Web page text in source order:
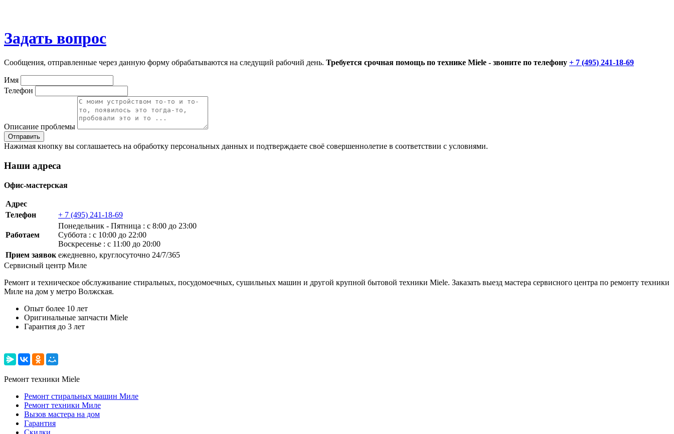
Задать вопрос
Сообщения, отправленные через данную форму обрабатываются на следущий рабочий день. Требуется срочная помощь по технике Miele - звоните по телефону + 7 (495) 241-18-69
Имя
Телефон
Описание проблемы
Нажимая кнопку вы соглашаетесь на обработку персональных данных и подтверждаете своё совершеннолетие в соответствии с условиями.
Наши адреса
Офис-мастерская
Адрес
Телефон
+ 7 (495) 241-18-69
Работаем
Понедельник ‐ Пятница : с 8:00 до 23:00
Суббота : с 10:00 до 22:00
Воскресенье : с 11:00 до 20:00
Прием заявок ежедневно, круглосуточно 24/7/365
Сервисный центр Миле
Ремонт и техническое обслуживание стиральных, посудомоечных, сушильных машин и другой крупной бытовой техники Miele. Заказать выезд мастера сервисного центра по ремонту техники
Миле на дом у метро Волжская.
Опыт более 10 лет
Оригинальные запчасти Miele
Гарантия до 3 лет
Ремонт техники Miele
Ремонт стиральных машин Миле
Ремонт техники Миле
Вызов мастера на дом
Гарантия
Скидки